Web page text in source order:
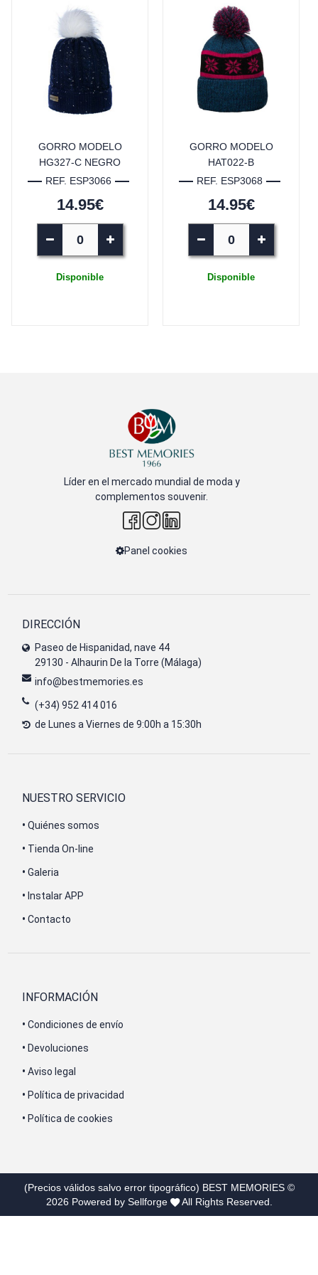
GORRO MODELO
HG327-C NEGRO
REF. ESP3066
14.95€
Disponible
GORRO MODELO
HAT022-B
REF. ESP3068
14.95€
Disponible
Líder en el mercado mundial de moda y
complementos souvenir.
Panel cookies
DIRECCIÓN
Paseo de Hispanidad, nave 44
29130 - Alhaurin De la Torre (Málaga)
info@bestmemories.es
(+34) 952 414 016
de Lunes a Viernes de 9:00h a 15:30h
NUESTRO SERVICIO
• Quiénes somos
• Tienda On-line
• Galeria
• Instalar APP
• Contacto
INFORMACIÓN
• Condiciones de envío
• Devoluciones
• Aviso legal
• Política de privacidad
• Política de cookies
(Precios válidos salvo error tipográfico) BEST MEMORIES©
2026 Powered by Sellforge All Rights Reserved.